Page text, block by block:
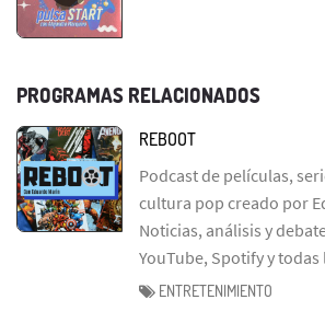
PROGRAMAS RELACIONADOS
REBOOT
Podcast de películas,
cultura pop creado por
Noticias, análisis y
YouTube, Spotify y
ENTRETENIMIENTO